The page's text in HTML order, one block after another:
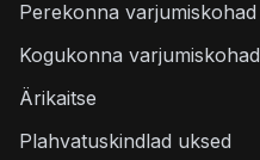
Perekonna varjumiskohad
Kogukonna varjumiskohad
Ärikaitse
Plahvatuskindlad uksed